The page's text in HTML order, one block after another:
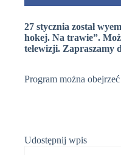
27 stycznia został
hokej. Na trawie”.
telewizji. Zapraszamy
Program można
Udostępnij wpis